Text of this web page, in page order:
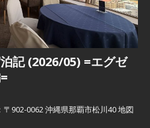
記 (2026/05) =エグゼ
902-0062 沖縄県那覇市松川40 地図